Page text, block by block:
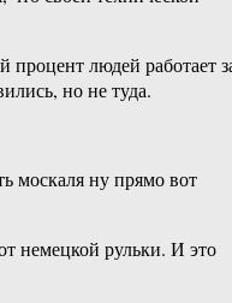
людей работает
но не туда.
москаля ну прямо вот
немецкой рульки. И это